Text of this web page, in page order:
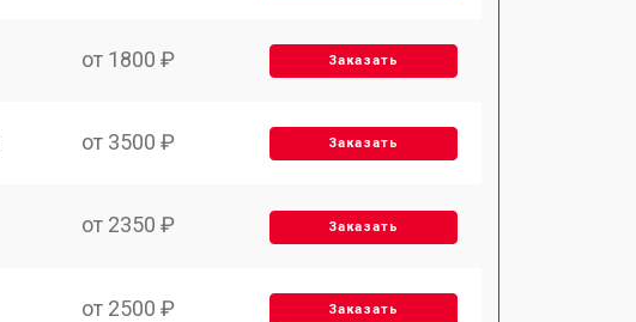
от 1800 ₽ Заказать
от 3500 ₽ Заказать
от 2350 ₽ Заказать
от 2500 ₽ Заказать